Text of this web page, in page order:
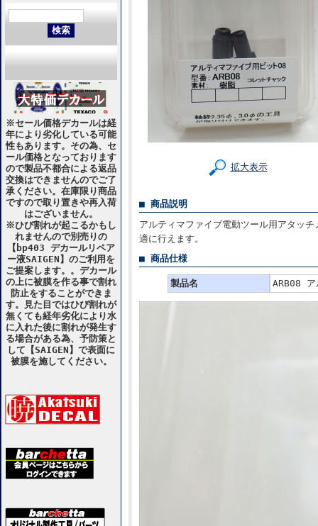
※セール価格デカールは経
年により劣化している可能
性もあります。その為、セ
ール価格となっております
ので製品不都合による返品
交換はできませんのでご了
承ください。在庫限り商品
ですので取り置きや再入荷
はございません。
※ひび割れが起こるかもし
れませんので別売りの
【bp403 デカールリペア
ー液SAIGEN】のご利用を
ご提案します。。デカール
の上に被膜を作る事で割れ
防止をすることができま
す。見た目ではひび割れが
無くても経年劣化により水
に入れた後に割れが発生す
る場合がある為、予防策と
して【SAIGEN】で表面に
被膜を施してください。
拡大表示
■ 商品説明
アルティマファイブ電動ツール用アタッ
適に行えます。
■ 商品仕様
製品名 ARB08